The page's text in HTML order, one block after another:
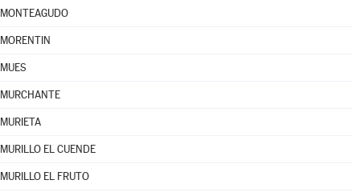
MONTEAGUDO
MORENTIN
MUES
MURCHANTE
MURIETA
MURILLO EL CUENDE
MURILLO EL FRUTO